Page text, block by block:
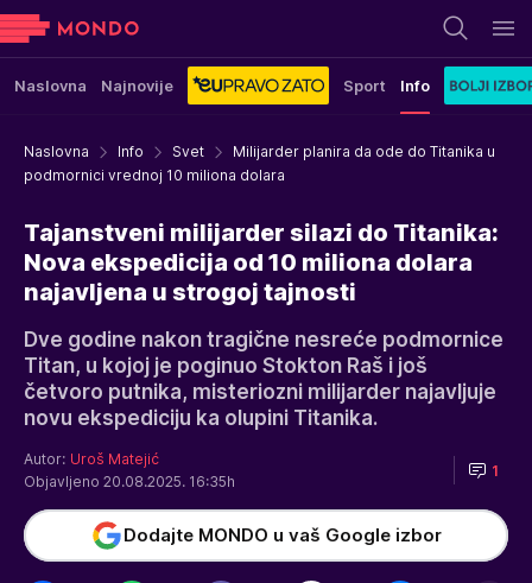
Naslovna Najnovije Sport Info
Naslovna Info Svet
Milijarder planira da ode do Titanika u
podmornici vrednoj 10 miliona dolara
Tajanstveni milijarder silazi do Titanika:
Nova ekspedicija od 10 miliona dolara
najavljena u strogoj tajnosti
Dve godine nakon tragične nesreće podmornice
Titan, u kojoj je poginuo Stokton Raš i još
četvoro putnika, misteriozni milijarder najavljuje
novu ekspediciju ka olupini Titanika.
Autor: Uroš Matejić
Objavljeno 20.08.2025. 16:35h
1
Dodajte MONDO u vaš Google izbor